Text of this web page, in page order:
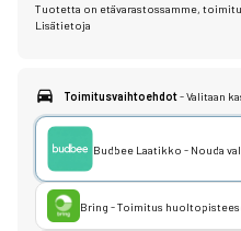
Tuotetta on etävarastossamme,
Lisätietoja
Toimitusvaihtoehdot- Valitaan
Budbee Laatikko - Nouda
Bring - Toimitus